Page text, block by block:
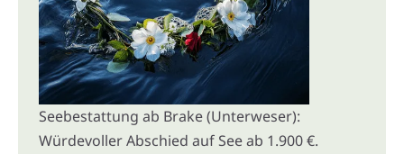
Seebestattung ab Brake (Unterweser):
Würdevoller Abschied auf See ab 1.900 €.